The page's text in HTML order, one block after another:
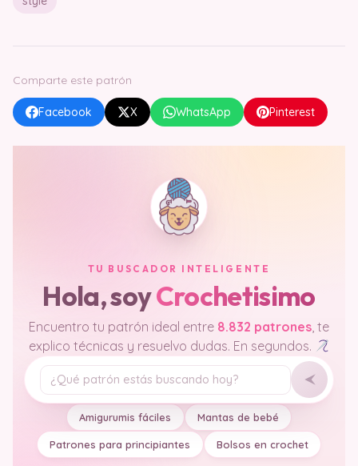
Comparte este patrón
Facebook X WhatsApp Pinterest
TU BUSCADOR INTELIGENTE
Hola, soyCrochetisimo
Encuentro tu patrón ideal entre 8.832 patrones, te
explico técnicas y resuelvo dudas. En segundos.
Tu pregunta
Amigurumis fáciles Mantas de bebé
Patrones para principiantes Bolsos en crochet